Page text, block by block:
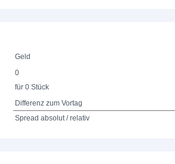
Geld
0
für 0 Stück
Differenz zum Vortag
Spread absolut / relativ